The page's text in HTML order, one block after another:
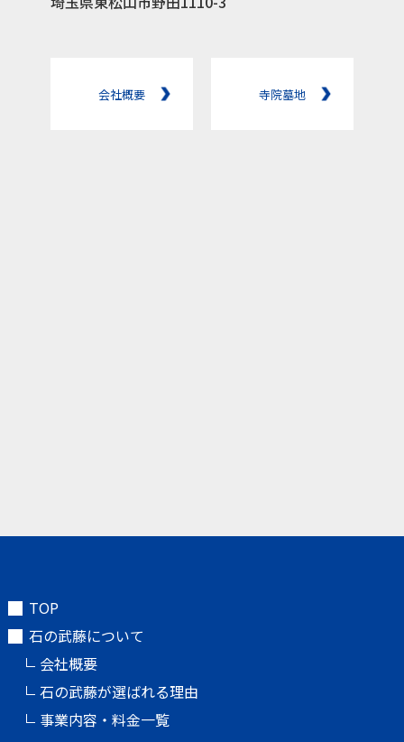
会社概要 寺院墓地
TOP
石の武藤について
会社概要
石の武藤が選ばれる理由
事業内容・料金一覧